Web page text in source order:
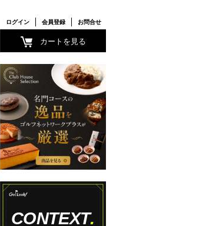
ログイン 会員登録 お問合せ
カートを見る